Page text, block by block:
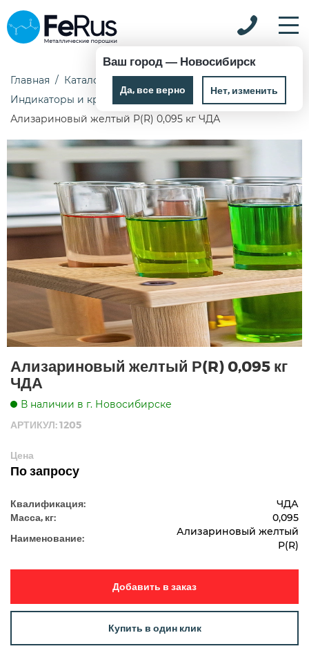
Ваш город — Новосибирск
Да, все верно Нет, изменить
Главная Каталог
Химические реактивы
Индикаторы и красители
Ализариновый желтый Р(R) 0,095 кг ЧДА
Ализариновый желтый Р(R) 0,095 кг
ЧДА
В наличии в г. Новосибирске
АРТИКУЛ: 1205
Цена
По запросу
Квалификация: ЧДА
Масса, кг: 0,095
Наименование:
Ализариновый желтый
Р(R)
Добавить в заказ
Купить в один клик